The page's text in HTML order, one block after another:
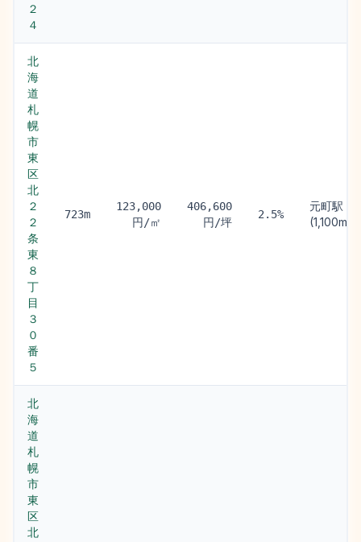
２
４
北
海
道
札
幌
市
東
区
北
２
２
条
東
８
丁
目
３
０
番
５
723m
123,000
円/㎡
406,600
円/坪
2.5%
元町駅
(1,100m)
北
海
道
札
幌
市
東
区
北